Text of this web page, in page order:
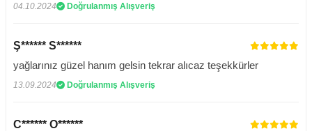
04.10.2024 Doğrulanmış Alışveriş
Ş****** S******
yağlarınız güzel hanım gelsin tekrar alıcaz teşekkürler
13.09.2024 Doğrulanmış Alışveriş
C****** O******